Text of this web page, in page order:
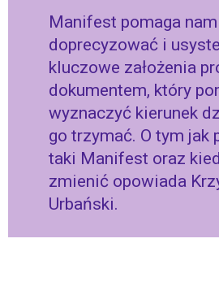
Manifest pomaga nam
doprecyzować i
kluczowe założenia
dokumentem, który
wyznaczyć kierunek
go trzymać. O tym jak
taki Manifest oraz
zmienić opowiada
Urbański.